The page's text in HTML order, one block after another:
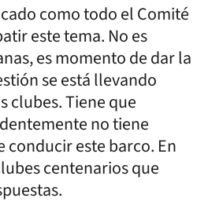
como todo el Comité
este tema. No es
es momento de dar la
se está llevando
clubes. Tiene que
no tiene
conducir este barco. En
centenarios que